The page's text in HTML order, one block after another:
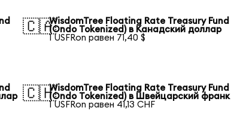
🇨🇦WisdomTree Floating Rate Treasury Fund
(Ondo Tokenized) в Канадский доллар
1 USFRon равен 71,40 $
🇨🇭WisdomTree Floating Rate Treasury Fund
(Ondo Tokenized) в Швейцарский франк
1 USFRon равен 41,13 CHF